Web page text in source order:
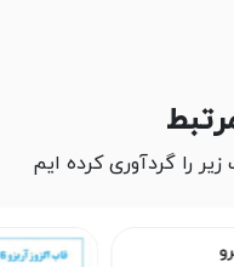
را گردآوری کرده ایم